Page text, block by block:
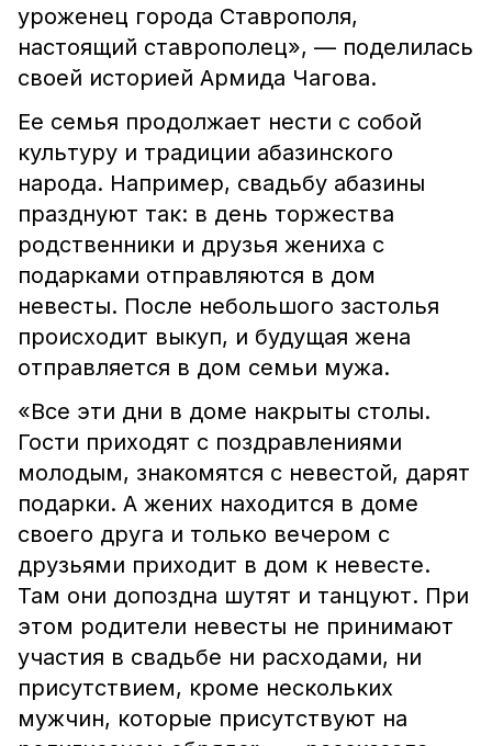
уроженец города Ставрополя,
настоящий ставрополец», — поделилась
своей историей Армида Чагова.
Ее семья продолжает нести с собой
культуру и традиции абазинского
народа. Например, свадьбу абазины
празднуют так: в день торжества
родственники и друзья жениха с
подарками отправляются в дом
невесты. После небольшого застолья
происходит выкуп, и будущая жена
отправляется в дом семьи мужа.
«Все эти дни в доме накрыты столы.
Гости приходят с поздравлениями
молодым, знакомятся с невестой, дарят
подарки. А жених находится в доме
своего друга и только вечером с
друзьями приходит в дом к невесте.
Там они допоздна шутят и танцуют. При
этом родители невесты не принимают
участия в свадьбе ни расходами, ни
присутствием, кроме нескольких
мужчин, которые присутствуют на